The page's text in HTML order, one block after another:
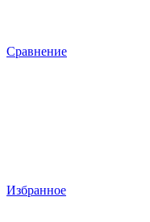
Сравнение
Избранное